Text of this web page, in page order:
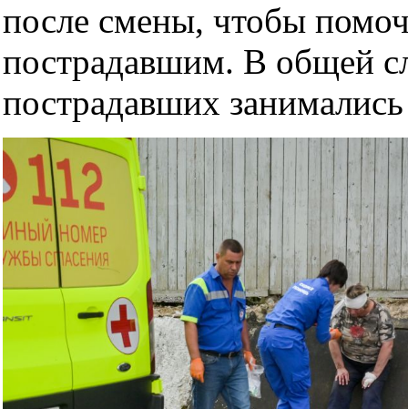
после смены, чтобы
пострадавшим. В общей
пострадавших